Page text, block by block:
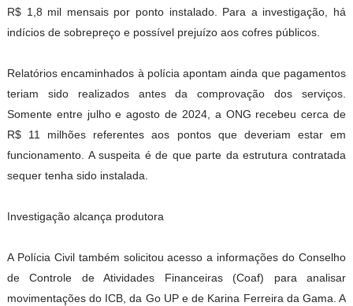
R$ 1,8 mil mensais por ponto instalado. Para a investigação, há
indícios de sobrepreço e possível prejuízo aos cofres públicos.
Relatórios encaminhados à polícia apontam ainda que pagamentos
teriam sido realizados antes da comprovação dos serviços.
Somente entre julho e agosto de 2024, a ONG recebeu cerca de
R$ 11 milhões referentes aos pontos que deveriam estar em
funcionamento. A suspeita é de que parte da estrutura contratada
sequer tenha sido instalada.
Investigação alcança produtora
A Polícia Civil também solicitou acesso a informações do Conselho
de Controle de Atividades Financeiras (Coaf) para analisar
movimentações do ICB, da Go UP e de Karina Ferreira da Gama. A